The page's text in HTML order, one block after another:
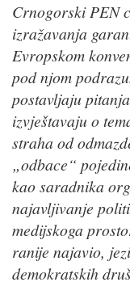
Crnogorski PEN
izražavanja
Evropskom
pod njom
postavljaju
izvještavaju o
straha od
„odbace“
kao saradnika
najavljivanje
medijskoga
ranije najavio,
demokratskih